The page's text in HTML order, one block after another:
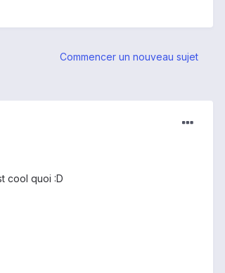
Commencer un nouveau sujet
cool quoi :D